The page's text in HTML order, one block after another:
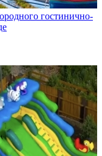
гостинично-